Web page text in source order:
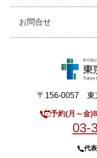
お問合せ
〒156-0057 東
予約(月～金
03-
代表